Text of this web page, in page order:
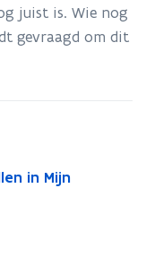
juist is. Wie nog
gevraagd om dit
in Mijn